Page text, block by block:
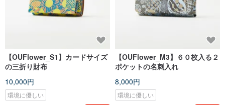
【OUFlower_S1】カードサイズ
の三折り財布
10,000円
環境に優しい
【OUFlower_M3】６０枚入る２
ポケットの名刺入れ
8,000円
環境に優しい